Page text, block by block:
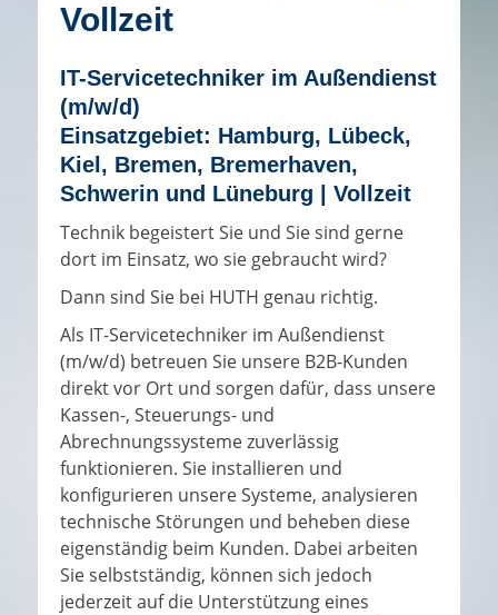
Vollzeit
IT-Servicetechniker im Außendienst
(m/w/d)
Einsatzgebiet: Hamburg, Lübeck,
Kiel, Bremen, Bremerhaven,
Schwerin und Lüneburg | Vollzeit
Technik begeistert Sie und Sie sind gerne
dort im Einsatz, wo sie gebraucht wird?
Dann sind Sie bei HUTH genau richtig.
Als IT-Servicetechniker im Außendienst
(m/w/d) betreuen Sie unsere B2B-Kunden
direkt vor Ort und sorgen dafür, dass unsere
Kassen-, Steuerungs- und
Abrechnungssysteme zuverlässig
funktionieren. Sie installieren und
konfigurieren unsere Systeme, analysieren
technische Störungen und beheben diese
eigenständig beim Kunden. Dabei arbeiten
Sie selbstständig, können sich jedoch
jederzeit auf die Unterstützung eines